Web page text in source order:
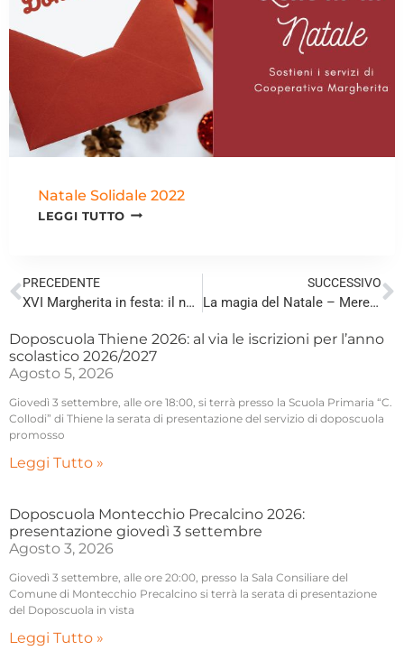
Natale Solidale 2022
LEGGI TUTTO
PRECEDENTE
XVI Margherita in festa: il nuovo tema
SUCCESSIVO
La magia del Natale – Merenda dei piccolisismi
Doposcuola Thiene 2026: al via le iscrizioni per l’anno
scolastico 2026/2027
Agosto 5, 2026
Giovedì 3 settembre, alle ore 18:00, si terrà presso la Scuola Primaria “C.
Collodi” di Thiene la serata di presentazione del servizio di doposcuola
promosso
Leggi Tutto »
Doposcuola Montecchio Precalcino 2026:
presentazione giovedì 3 settembre
Agosto 3, 2026
Giovedì 3 settembre, alle ore 20:00, presso la Sala Consiliare del
Comune di Montecchio Precalcino si terrà la serata di presentazione
del Doposcuola in vista
Leggi Tutto »